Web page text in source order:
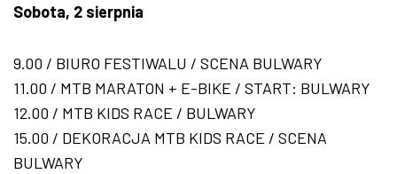
Sobota, 2 sierpnia
9.00 / BIURO FESTIWALU / SCENA BULWARY
11.00 / MTB MARATON + E-BIKE / START: BULWARY
12.00 / MTB KIDS RACE / BULWARY
15.00 / DEKORACJA MTB KIDS RACE / SCENA
BULWARY